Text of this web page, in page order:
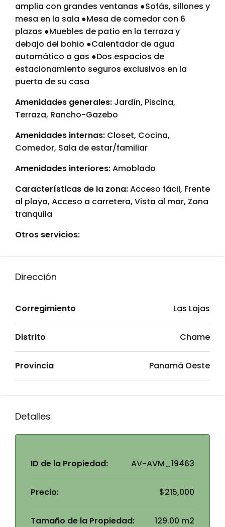
amplia con grandes ventanas ●Sofás, sillones y
mesa en la sala ●Mesa de comedor con 6
plazas ●Muebles de patio en la terraza y
debajo del bohio ●Calentador de agua
automático a gas ●Dos espacios de
estacionamiento seguros exclusivos en la
puerta de su casa
Amenidades generales: Jardín, Piscina,
Terraza, Rancho-Gazebo
Amenidades internas: Closet, Cocina,
Comedor, Sala de estar/familiar
Amenidades interiores:Amoblado
Características de la zona:Acceso fácil, Frente
al playa, Acceso a carretera, Vista al mar, Zona
tranquila
Otros servicios:
Dirección
Corregimiento Las Lajas
Distrito Chame
Provincia Panamá Oeste
Detalles
ID de la Propiedad: AV-AVM_19463
Precio: $215,000
Tamaño de la Propiedad: 129.00 m2